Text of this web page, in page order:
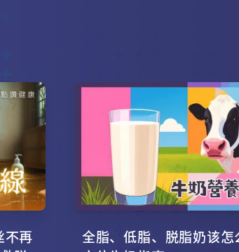
不再
全脂、低脂、脱脂奶该怎